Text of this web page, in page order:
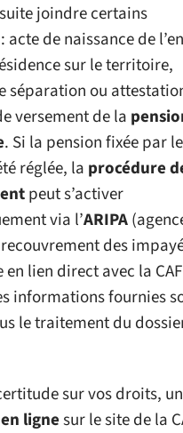
joindre certains
de naissance de
sur le territoire,
séparation ou
versement de la
. Si la pension fixée par
réglée, la procédure
peut s’activer
via l’ARIPA
des
lien direct avec la
informations fournies
le traitement du
sur vos droits,
lignesur le site de la